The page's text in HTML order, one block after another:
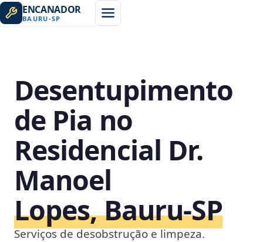
ENCANADOR
BAURU-SP
Desentupimento
de Pia no
Residencial Dr.
Manoel
Lopes, Bauru‑SP
Serviços de desobstrução e limpeza.